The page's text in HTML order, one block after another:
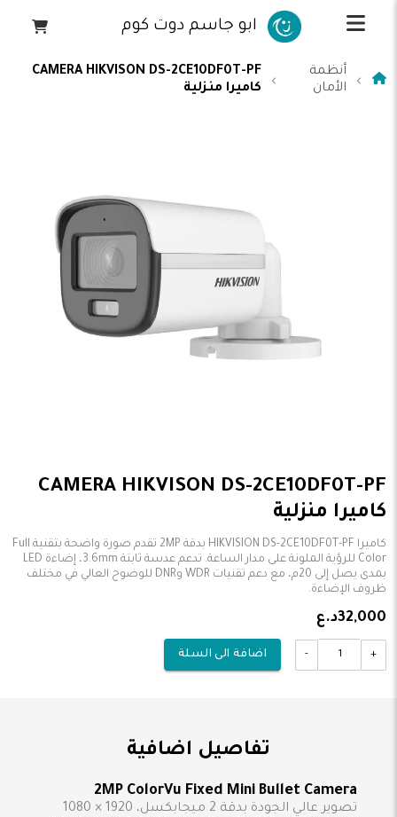
ابو جاسم دوت كوم
أنظمة
الأمان
CAMERA HIKVISON DS-2CE10DF0T-PF
كاميرا منزلية
CAMERA HIKVISON DS-2CE10DF0T-PF
كاميرا منزلية
كاميرا HIKVISION DS-2CE10DF0T-PF بدقة 2MP تقدم صورة واضحة بتقنية Full
Color للرؤية الملونة على مدار الساعة. تدعم عدسة ثابتة 3.6mm، إضاءة LED
بمدى يصل إلى 20م، مع دعم تقنيات WDR وDNR للوضوح العالي في مختلف
ظروف الإضاءة.
32,000د.ع
+
- اضافة الى السلة
تفاصيل اضافية
2MP ColorVu Fixed Mini Bullet Camera
تصوير عالي الجودة بدقة 2 ميجابكسل، 1920 × 1080